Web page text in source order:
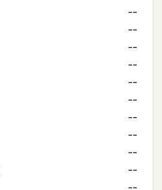
--
--
--
--
--
--
--
--
--
--
--